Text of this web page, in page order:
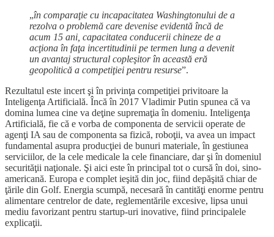
„în comparaţie cu incapacitatea Washingtonului de a
rezolva o problemă care devenise evidentă încă de
acum 15 ani, capacitatea conducerii chineze de a
acţiona în faţa incertitudinii pe termen lung a devenit
un avantaj structural copleşitor în această eră
geopolitică a competiţiei pentru resurse”.
Rezultatul este incert şi în privinţa competiţiei privitoare la
Inteligenţa Artificială. Încă în 2017 Vladimir Putin spunea că va
domina lumea cine va deţine supremaţia în domeniu. Inteligenţa
Artificială, fie că e vorba de componenta de servicii operate de
agenţi IA sau de componenta sa fizică, roboţii, va avea un impact
fundamental asupra producţiei de bunuri materiale, în gestiunea
serviciilor, de la cele medicale la cele financiare, dar şi în domeniul
securităţii naţionale. Şi aici este în principal tot o cursă în doi, sino-
americană. Europa e complet ieşită din joc, fiind depăşită chiar de
ţările din Golf. Energia scumpă, necesară în cantităţi enorme pentru
alimentare centrelor de date, reglementările excesive, lipsa unui
mediu favorizant pentru startup-uri inovative, fiind principalele
explicaţii.